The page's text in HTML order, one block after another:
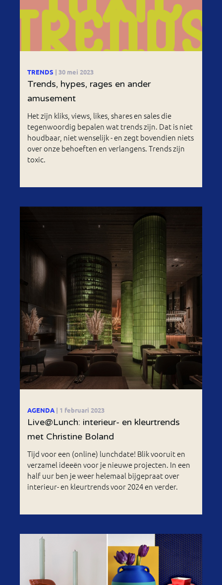
TRENDS | 30 mei 2023
Trends, hypes, rages en ander
amusement
Het zijn kliks, views, likes, shares en sales die
tegenwoordig bepalen wat trends zijn. Dat is niet
houdbaar, niet wenselijk - en zegt bovendien niets
over onze behoeften en verlangens. Trends zijn
toxic.
AGENDA | 1 februari 2023
Live@Lunch: interieur- en kleurtrends
met Christine Boland
Tijd voor een (online) lunchdate! Blik vooruit en
verzamel ideeën voor je nieuwe projecten. In een
half uur ben je weer helemaal bijgepraat over
interieur- en kleurtrends voor 2024 en verder.